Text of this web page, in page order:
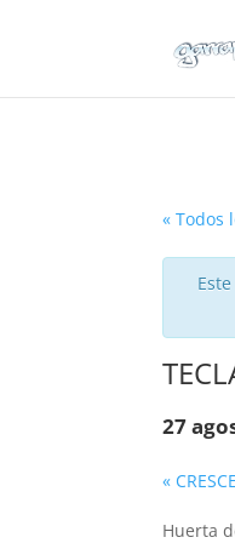
« Todos
27
«
Huerta